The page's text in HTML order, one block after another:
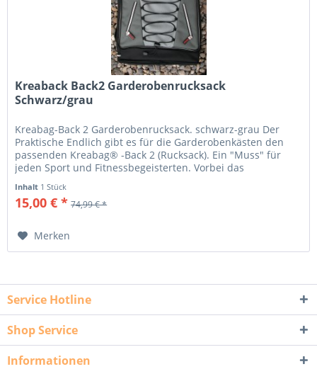
Kreaback Back2 Garderobenrucksack
Schwarz/grau
Kreabag-Back 2 Garderobenrucksack. schwarz-grau Der
Praktische Endlich gibt es für die Garderobenkästen den
passenden Kreabag® -Back 2 (Rucksack). Ein "Muss" für
jeden Sport und Fitnessbegeisterten. Vorbei das
Inhalt 1 Stück
15,00 € * 74,99 € *
Merken
Service Hotline
Shop Service
Informationen